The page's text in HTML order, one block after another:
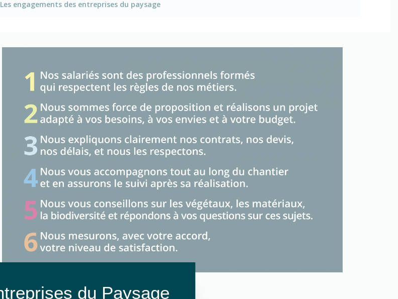
Les engagements des entreprises du paysage